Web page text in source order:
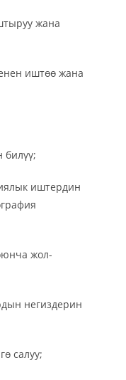
жана
иштөө жана
иштердин
жол-
негиздерин
салуу;